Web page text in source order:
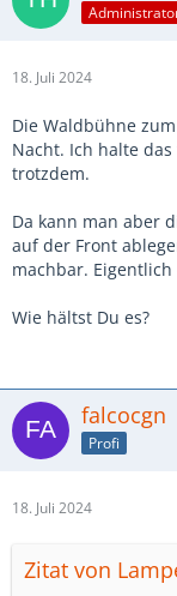
18. Juli 2024
Die Waldbühne
Nacht. Ich halte
trotzdem.
Da kann man aber
auf der Front
machbar.
Wie hältst Du es?
falcocgn
Profi
18. Juli 2024
Zitat von